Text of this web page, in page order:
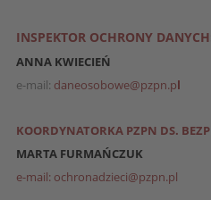
INSPEKTOR OCHRONY
ANNA KWIECIEŃ
e-mail: daneosobowe@pzpn.pl
KOORDYNATORKA PZPN DS.
MARTA FURMAŃCZUK
e-mail: ochronadzieci@pzpn.pl